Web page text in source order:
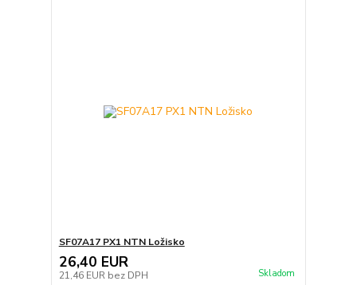
SF07A17 PX1 NTN Ložisko
26,40 EUR
21,46 EUR bez DPH Skladom